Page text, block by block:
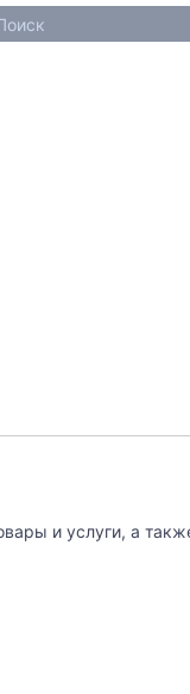
и услуги, а